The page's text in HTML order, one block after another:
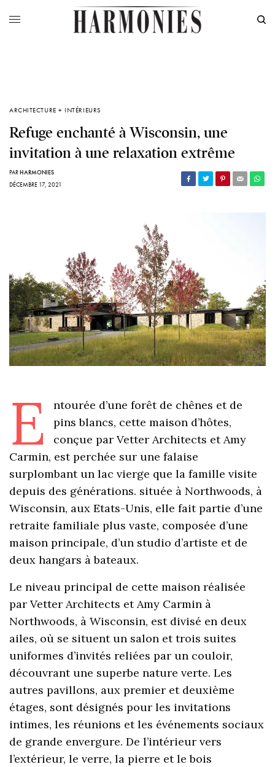
ARCHITECTURE + INTÉRIEURS
Refuge enchanté à Wisconsin, une
invitation à une relaxation extrême
PARHARMONIES
DÉCEMBRE 17, 2021
E
ntourée d’une forêt de chênes et de
pins blancs, cette maison d’hôtes,
conçue par Vetter Architects et Amy
Carmin, est perchée sur une falaise
surplombant un lac vierge que la famille visite
depuis des générations. située à Northwoods, à
Wisconsin, aux Etats-Unis, elle fait partie d’une
retraite familiale plus vaste, composée d’une
maison principale, d’un studio d’artiste et de
deux hangars à bateaux.
Le niveau principal de cette maison réalisée
par Vetter Architects et Amy Carmin à
Northwoods, à Wisconsin, est divisé en deux
ailes, où se situent un salon et trois suites
uniformes d’invités reliées par un couloir,
découvrant une superbe nature verte. Les
autres pavillons, aux premier et deuxième
étages, sont désignés pour les invitations
intimes, les réunions et les événements sociaux
de grande envergure. De l’intérieur vers
l’extérieur, le verre, la pierre et le bois